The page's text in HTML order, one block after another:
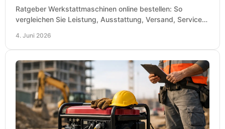
Ratgeber Werkstattmaschinen online bestellen: So
vergleichen Sie Leistung, Ausstattung, Versand, Service
4. Juni 2026